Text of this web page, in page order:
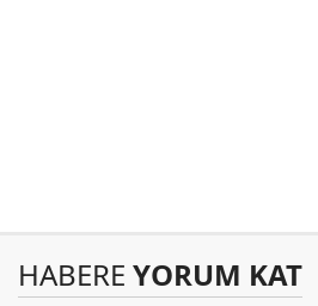
HABERE YORUM KAT